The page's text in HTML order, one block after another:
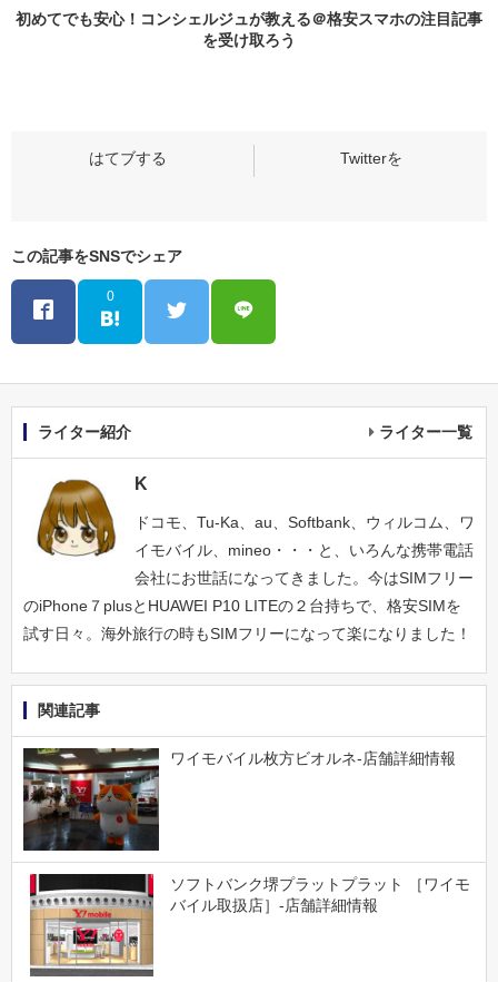
初めてでも安心！コンシェルジュが教える＠格安スマホの注目記事
を受け取ろう
この記事をSNSでシェア
0
ライター紹介 ライター一覧
K
ドコモ、Tu-Ka、au、Softbank、ウィルコム、ワ
イモバイル、mineo・・・と、いろんな携帯電話
会社にお世話になってきました。今はSIMフリー
のiPhone７plusとHUAWEI P10 LITEの２台持ちで、格安SIMを
試す日々。海外旅行の時もSIMフリーになって楽になりました！
関連記事
ワイモバイル枚方ビオルネ-店舗詳細情報
ソフトバンク堺プラットプラット ［ワイモ
バイル取扱店］-店舗詳細情報